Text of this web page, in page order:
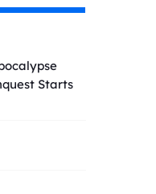
Starts